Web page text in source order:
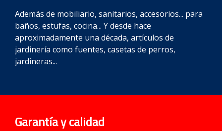
Además de mobiliario, sanitarios, accesorios... para
baños, estufas, cocina... Y desde hace
aproximadamente una década, artículos de
jardinería como fuentes, casetas de perros,
jardineras...
Garantía y calidad